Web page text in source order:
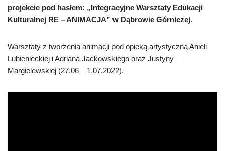
projekcie pod hasłem: „Integracyjne Warsztaty Edukacji
Kulturalnej RE – ANIMACJA” w Dąbrowie Górniczej.
Warsztaty z tworzenia animacji pod opieką artystyczną Anieli
Lubienieckiej i Adriana Jackowskiego oraz Justyny
Margielewskiej (27.06 – 1.07.2022).